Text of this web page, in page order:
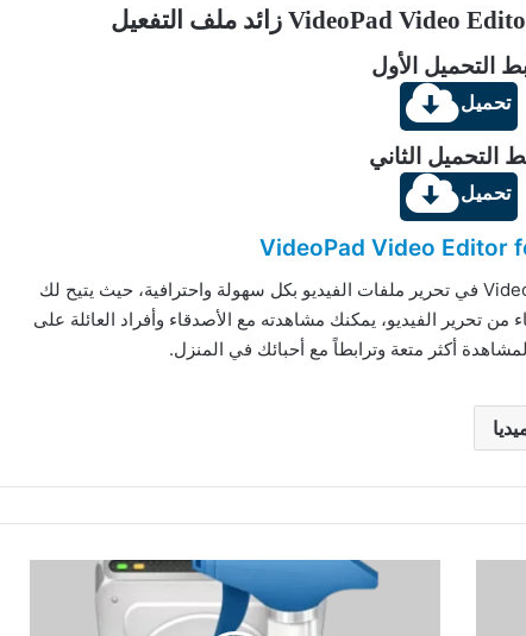
التحميل الأول
تحميل
التحميل الثاني
تحميل
VideoPad Video Editor
يمكنك الاستفادة من برنامج VideoPad Video Editor في تحرير ملفات الفيديو بكل سهولة واحترافية، حيث يتيح لك
من تحرير الفيديو، يمكنك مشاهدته مع الأصدقاء وأفراد العائلة على
أكثر متعة وترابطاً مع أحبائك في المنزل.